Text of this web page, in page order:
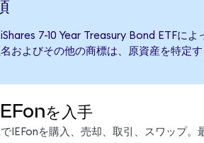
7-10 Year Treasury Bond ETFに
およびその他の商標は、原資産を特定す
を入手
IEFonを購入、売却、取引、スワップ。